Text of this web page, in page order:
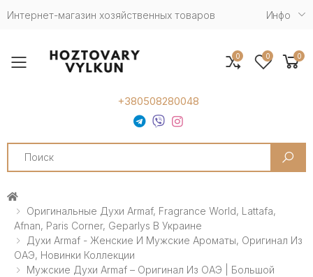
Интернет-магазин хозяйственных товаров Инфо
Toggle mobile menu
+380508280048
Search
0 0 0
Оригинальные Духи Armaf, Fragrance World, Lattafa,
Afnan, Paris Corner, Geparlys В Украине
Духи Armaf - Женские И Мужские Ароматы, Оригинал Из
ОАЭ, Новинки Коллекции
Мужские Духи Armaf – Оригинал Из ОАЭ | Большой